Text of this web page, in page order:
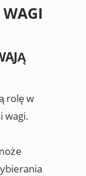
rolę w
wagi.